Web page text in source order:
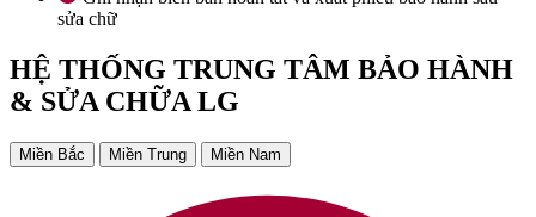
sửa chữ
HỆ THỐNG TRUNG TÂM BẢO HÀNH
& SỬA CHỮA LG
Miền Bắc Miền Trung Miền Nam